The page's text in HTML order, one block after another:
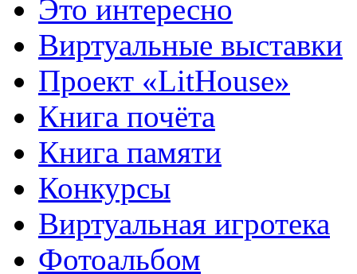
Это интересно
Виртуальные выставки
Проект «LitHouse»
Книга почёта
Книга памяти
Конкурсы
Виртуальная игротека
Фотоальбом